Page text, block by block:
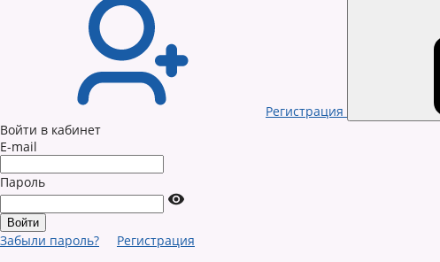
Регистрация
Войти в кабинет
E-mail
Пароль
Забыли пароль? Регистрация